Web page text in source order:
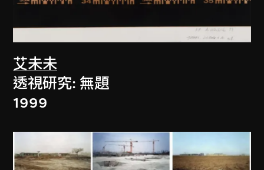
艾未未
透視研究: 無題
1999